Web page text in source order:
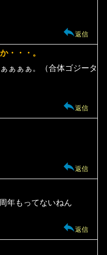
返信
・・・。
ぁぁぁ。（合体ゴジータ
返信
返信
年もってないねん
返信